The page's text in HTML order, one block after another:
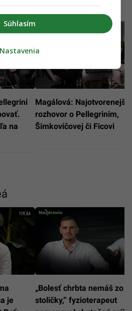
na
Magálová: Najotvorenejší
rozhovor o Pellegrinim,
Šimkovičovej či Ficovi
je
„Bolesť chrbta nemáš zo
stoličky,” fyzioterapeut
Súhlasím
Nastavenia